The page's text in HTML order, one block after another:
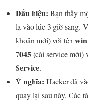
Dấu hiệu: Bạn thấy
lạ vào lúc 3 giờ sáng.
khoản mới) với tên
7045(cài service mới)
Service.
Ý nghĩa: Hacker đã
quay lại sau này. Các